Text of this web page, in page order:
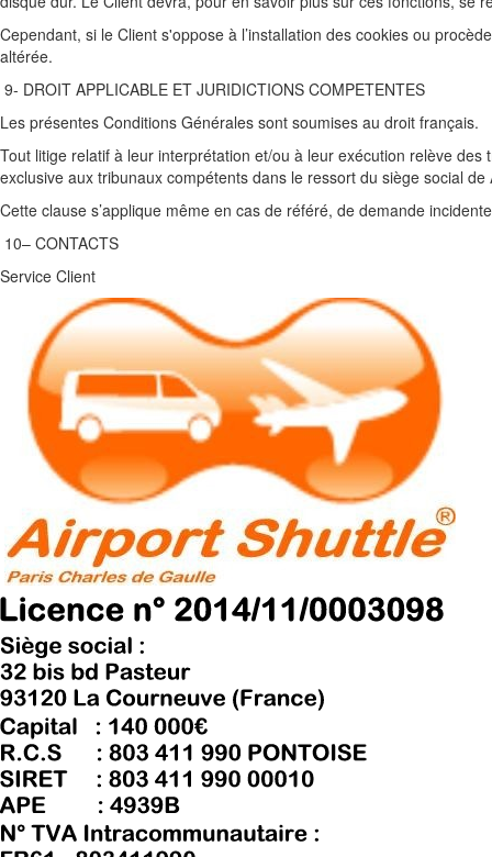
Cependant, si le Client s'oppose à l’installation des cookies ou
altérée.
9- DROIT APPLICABLE ET JURIDICTIONS COMPETENTES
Les présentes Conditions Générales sont soumises au droit français.
Tout litige relatif à leur interprétation et/ou à leur exécution relève
exclusive aux tribunaux compétents dans le ressort du siège social
Cette clause s’applique même en cas de référé, de demande
10– CONTACTS
Service Client